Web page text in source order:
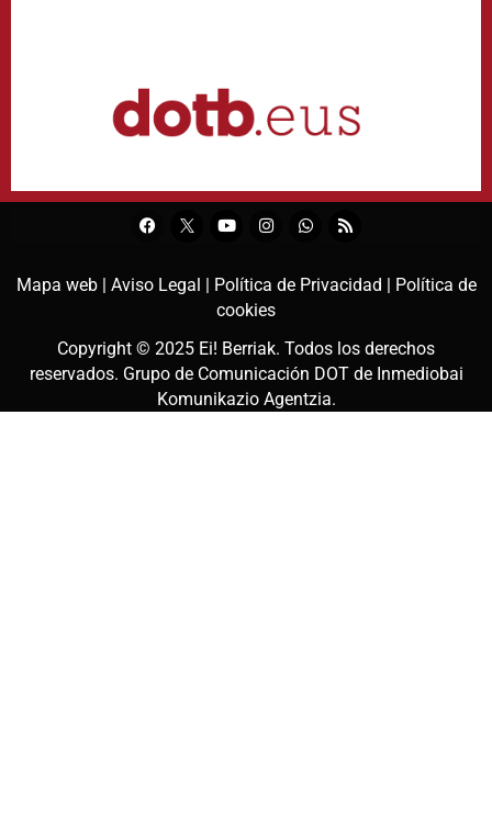
Mapa web | Aviso Legal | Política de Privacidad | Política de
cookies
Copyright © 2025 Ei! Berriak. Todos los derechos
reservados. Grupo de Comunicación DOT de Inmediobai
Komunikazio Agentzia.